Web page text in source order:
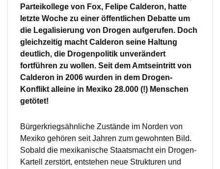
Parteikollege von Fox, Felipe Calderon, hatte
letzte Woche zu einer öffentlichen Debatte um
die Legalisierung von Drogen aufgerufen. Doch
gleichzeitig macht Calderon seine Haltung
deutlich, die Drogenpolitik unverändert
fortführen zu wollen. Seit dem Amtseintritt von
Calderon in 2006 wurden in dem Drogen-
Konflikt alleine in Mexiko 28.000 (!) Menschen
getötet!
Bürgerkriegsähnliche Zustände im Norden von
Mexiko gehören seit Jahren zum gewohnten Bild.
Sobald die mexikanische Staatsmacht ein Drogen-
Kartell zerstört, entstehen neue Strukturen und